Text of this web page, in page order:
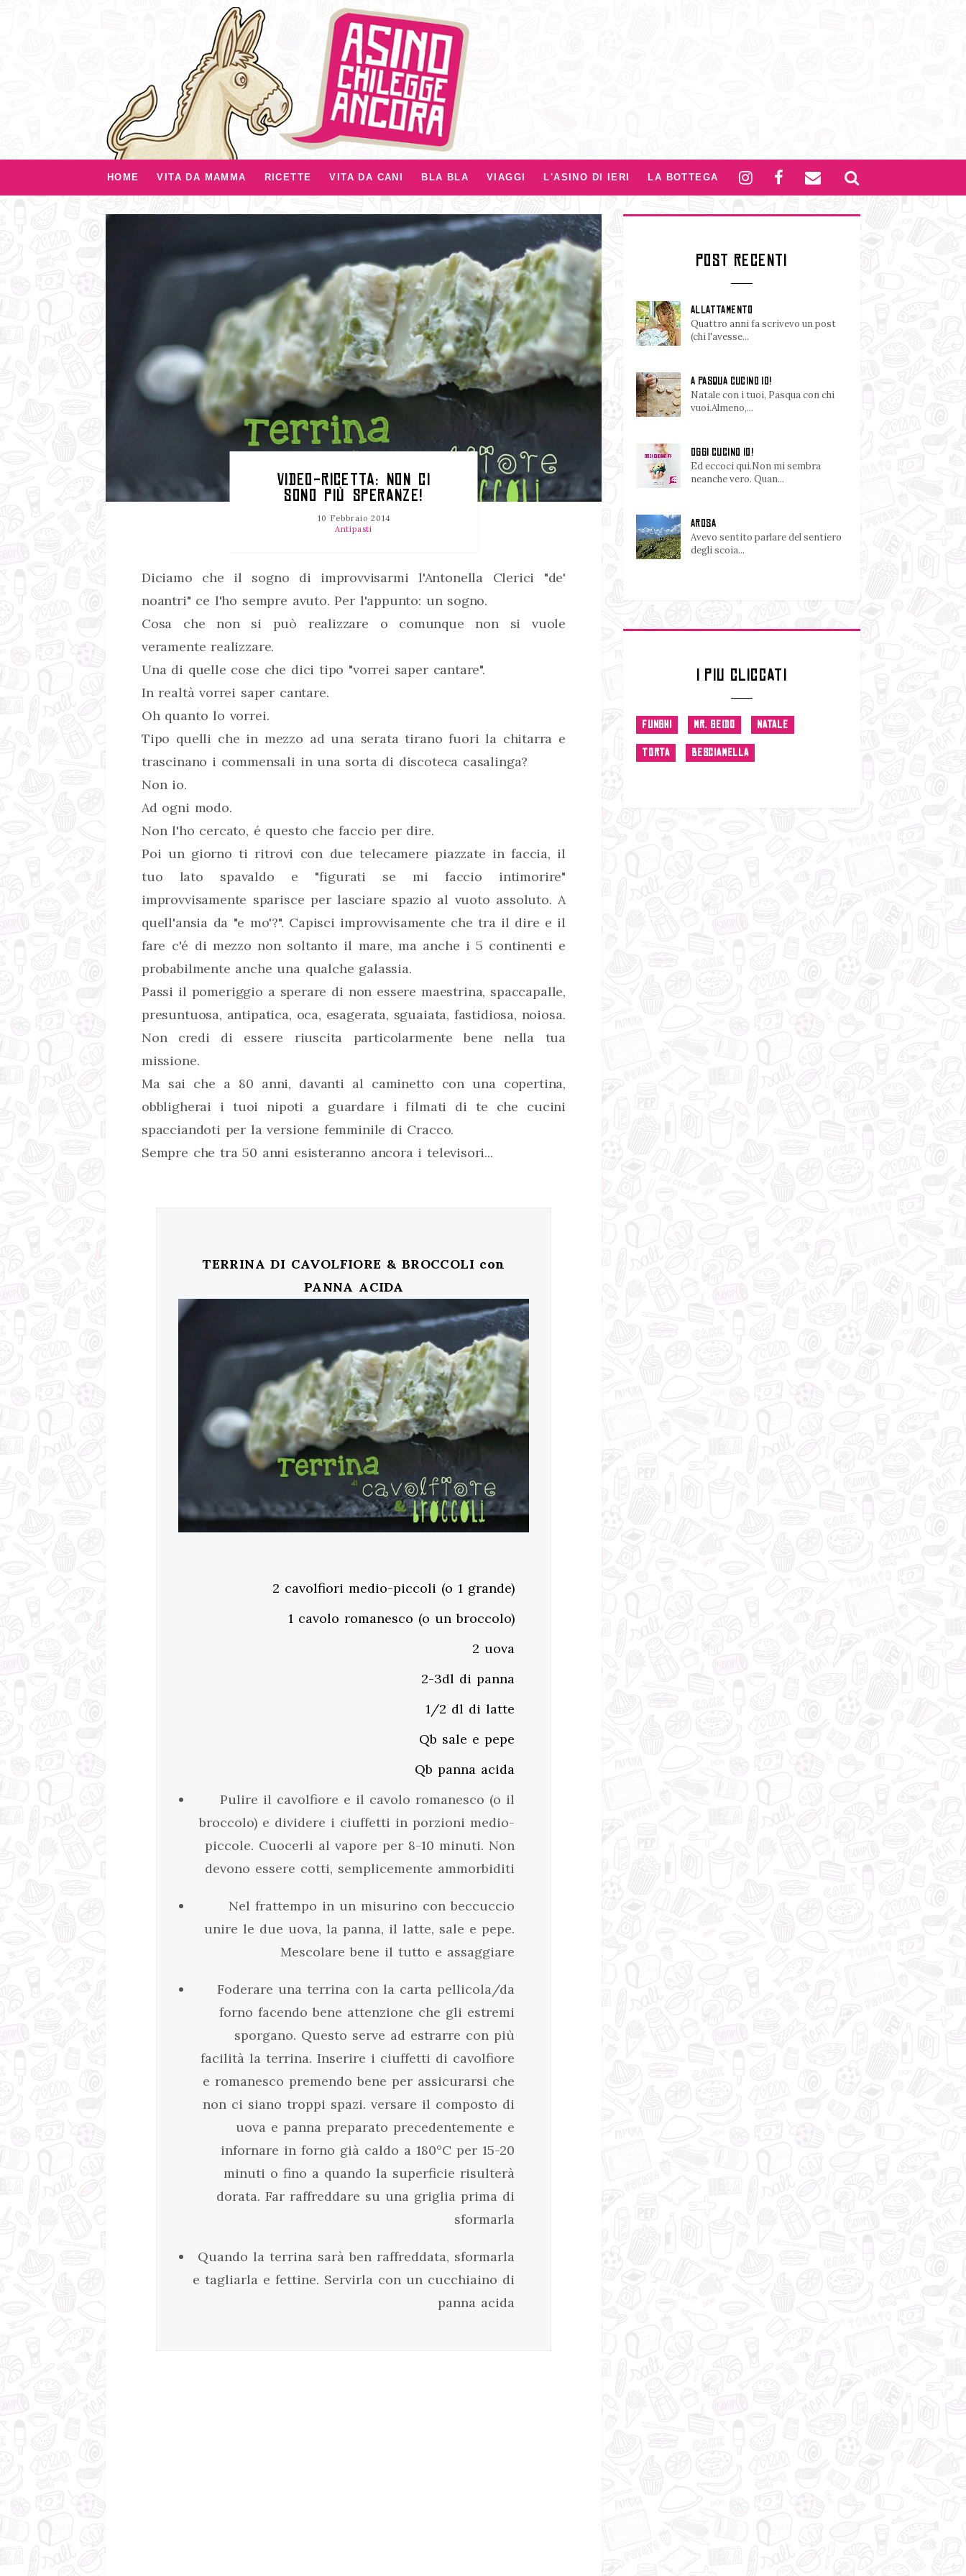
HOME VITA DA MAMMA RICETTE VITA DA CANI BLA BLA VIAGGI L'ASINO DI IERI LA BOTTEGA
VIDEO-RICETTA: NON CI
SONO PIÙ SPERANZE!
10 Febbraio 2014
Antipasti
Diciamo che il sogno di improvvisarmi l'Antonella Clerici "de'
noantri" ce l'ho sempre avuto. Per l'appunto: un sogno.
Cosa che non si può realizzare o comunque non si vuole
veramente realizzare.
Una di quelle cose che dici tipo "vorrei saper cantare".
In realtà vorrei saper cantare.
Oh quanto lo vorrei.
Tipo quelli che in mezzo ad una serata tirano fuori la chitarra e
trascinano i commensali in una sorta di discoteca casalinga?
Non io.
Ad ogni modo.
Non l'ho cercato, é questo che faccio per dire.
Poi un giorno ti ritrovi con due telecamere piazzate in faccia, il
tuo lato spavaldo e "figurati se mi faccio intimorire"
improvvisamente sparisce per lasciare spazio al vuoto assoluto. A
quell'ansia da "e mo'?". Capisci improvvisamente che tra il dire e il
fare c'é di mezzo non soltanto il mare, ma anche i 5 continenti e
probabilmente anche una qualche galassia.
Passi il pomeriggio a sperare di non essere maestrina, spaccapalle,
presuntuosa, antipatica, oca, esagerata, sguaiata, fastidiosa, noiosa.
Non credi di essere riuscita particolarmente bene nella tua
missione.
Ma sai che a 80 anni, davanti al caminetto con una copertina,
obbligherai i tuoi nipoti a guardare i filmati di te che cucini
spacciandoti per la versione femminile di Cracco.
Sempre che tra 50 anni esisteranno ancora i televisori...
TERRINA DI CAVOLFIORE & BROCCOLI con
PANNA ACIDA
2 cavolfiori medio-piccoli (o 1 grande)
1 cavolo romanesco (o un broccolo)
2 uova
2-3dl di panna
1/2 dl di latte
Qb sale e pepe
Qb panna acida
Pulire il cavolfiore e il cavolo romanesco (o il
broccolo) e dividere i ciuffetti in porzioni medio-
piccole. Cuocerli al vapore per 8-10 minuti. Non
devono essere cotti, semplicemente ammorbiditi
Nel frattempo in un misurino con beccuccio
unire le due uova, la panna, il latte, sale e pepe.
Mescolare bene il tutto e assaggiare
Foderare una terrina con la carta pellicola/da
forno facendo bene attenzione che gli estremi
sporgano. Questo serve ad estrarre con più
facilità la terrina. Inserire i ciuffetti di cavolfiore
e romanesco premendo bene per assicurarsi che
non ci siano troppi spazi. versare il composto di
uova e panna preparato precedentemente e
infornare in forno già caldo a 180°C per 15-20
minuti o fino a quando la superficie risulterà
dorata. Far raffreddare su una griglia prima di
sformarla
Quando la terrina sarà ben raffreddata, sformarla
e tagliarla e fettine. Servirla con un cucchiaino di
panna acida
POST RECENTI
ALLATTAMENTO
Quattro anni fa scrivevo un post
(chi l'avesse...
A PASQUA CUCINO IO!
Natale con i tuoi, Pasqua con chi
vuoi.Almeno,...
OGGI CUCINO IO!
Ed eccoci qui.Non mi sembra
neanche vero. Quan...
AROSA
Avevo sentito parlare del sentiero
degli scoia...
I PIU CLICCATI
FUNGHI MR. GEIDO NATALE
TORTA BESCIAMELLA